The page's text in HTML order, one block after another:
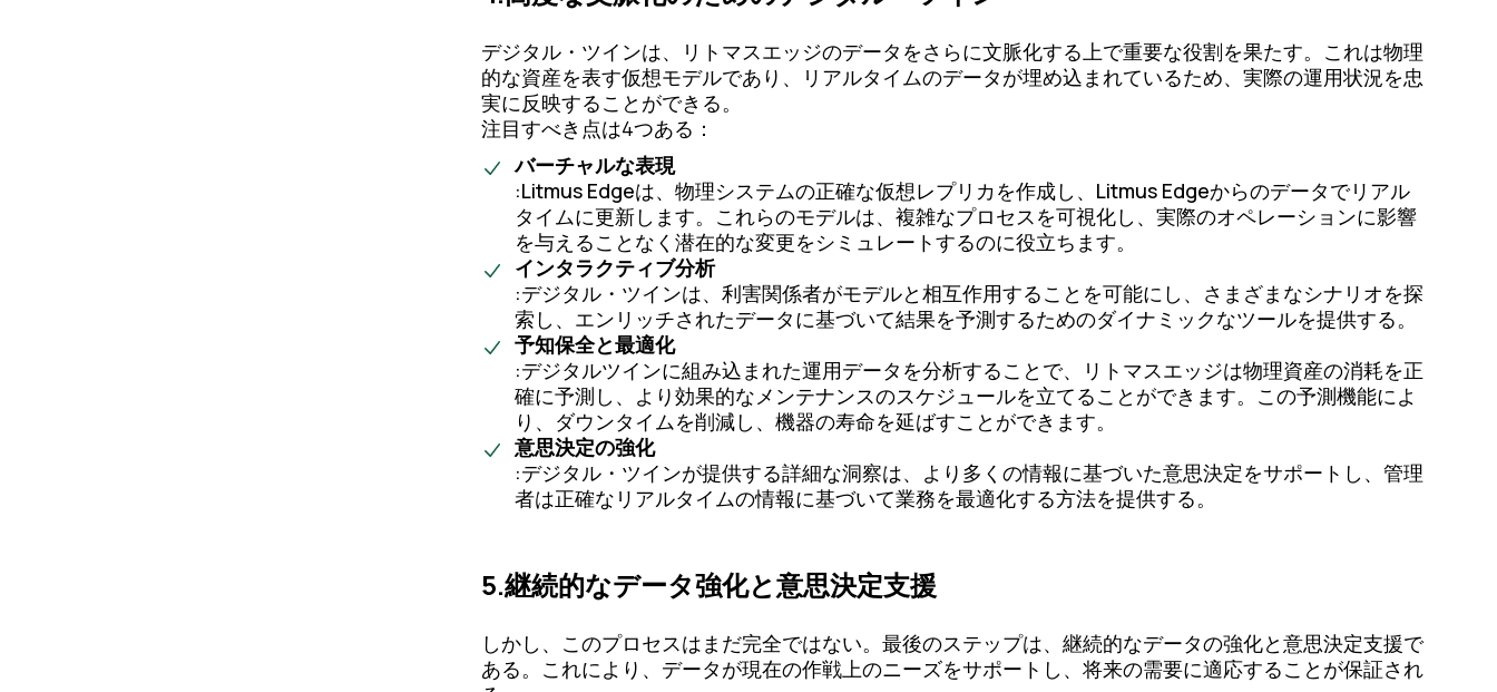
デジタル・ツインは、リトマスエッジのデータをさらに文脈化する上で重要な役割を果たす。これは物理
的な資産を表す仮想モデルであり、リアルタイムのデータが埋め込まれているため、実際の運用状況を忠
実に反映することができる。
注目すべき点は4つある：
バーチャルな表現
:Litmus Edgeは、物理システムの正確な仮想レプリカを作成し、Litmus Edgeからのデータでリアル
タイムに更新します。これらのモデルは、複雑なプロセスを可視化し、実際のオペレーションに影響
を与えることなく潜在的な変更をシミュレートするのに役立ちます。
インタラクティブ分析
:デジタル・ツインは、利害関係者がモデルと相互作用することを可能にし、さまざまなシナリオを探
索し、エンリッチされたデータに基づいて結果を予測するためのダイナミックなツールを提供する。
予知保全と最適化
:デジタルツインに組み込まれた運用データを分析することで、リトマスエッジは物理資産の消耗を正
確に予測し、より効果的なメンテナンスのスケジュールを立てることができます。この予測機能によ
り、ダウンタイムを削減し、機器の寿命を延ばすことができます。
意思決定の強化
:デジタル・ツインが提供する詳細な洞察は、より多くの情報に基づいた意思決定をサポートし、管理
者は正確なリアルタイムの情報に基づいて業務を最適化する方法を提供する。
5.継続的なデータ強化と意思決定支援
しかし、このプロセスはまだ完全ではない。最後のステップは、継続的なデータの強化と意思決定支援で
ある。これにより、データが現在の作戦上のニーズをサポートし、将来の需要に適応することが保証され